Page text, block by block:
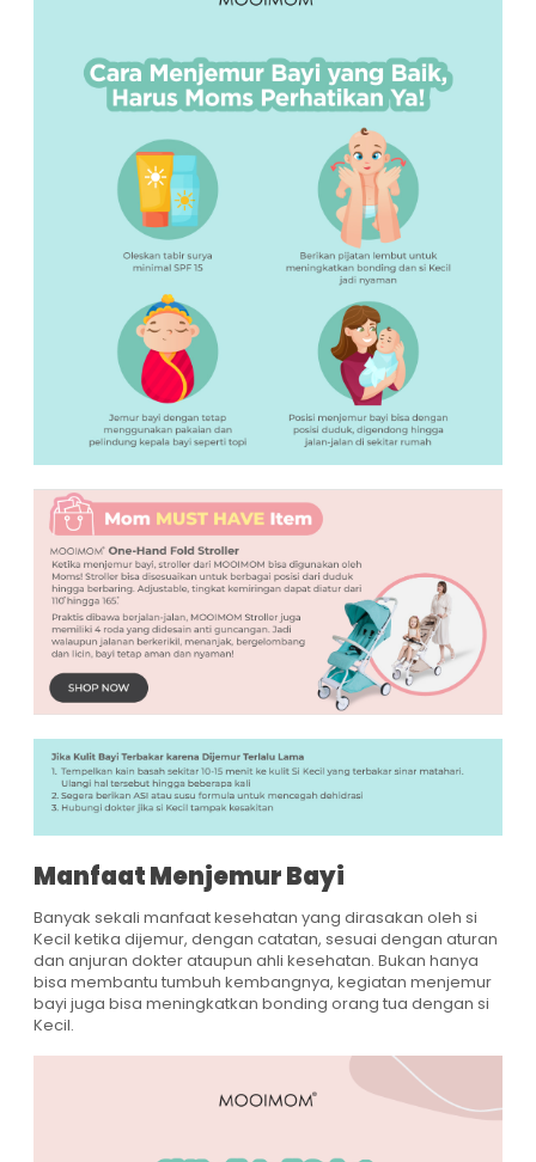
Manfaat Menjemur Bayi
Banyak sekali manfaat kesehatan yang dirasakan oleh si
Kecil ketika dijemur, dengan catatan, sesuai dengan aturan
dan anjuran dokter ataupun ahli kesehatan. Bukan hanya
bisa membantu tumbuh kembangnya, kegiatan menjemur
bayi juga bisa meningkatkan bonding orang tua dengan si
Kecil.